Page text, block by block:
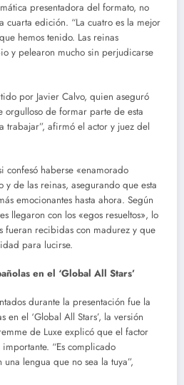
presentadora del formato, no
cuarta edición. “La cuatro es la mejor
hemos tenido. Las reinas
y pelearon mucho sin perjudicarse
por Javier Calvo, quien aseguró
orgulloso de formar parte de esta
trabajar”, afirmó el actor y juez del
confesó haberse «enamorado
y de las reinas, asegurando que esta
emocionantes hasta ahora. Según
llegaron con los «egos resueltos», lo
fueran recibidas con madurez y que
para lucirse.
en el ‘Global All Stars’
durante la presentación fue la
en el ‘Global All Stars’, la versión
de Luxe explicó que el factor
“Es complicado
una lengua que no sea la tuya”,